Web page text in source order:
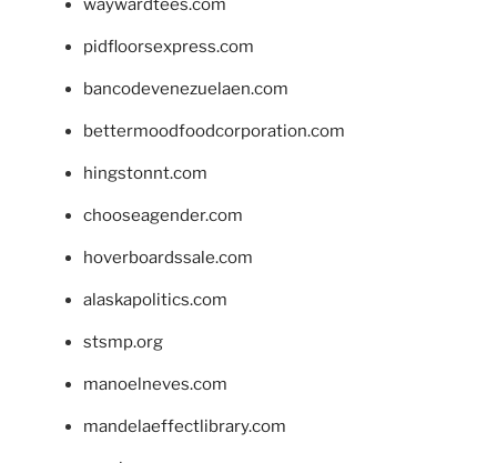
waywardtees.com
pidfloorsexpress.com
bancodevenezuelaen.com
bettermoodfoodcorporation.com
hingstonnt.com
chooseagender.com
hoverboardssale.com
alaskapolitics.com
stsmp.org
manoelneves.com
mandelaeffectlibrary.com